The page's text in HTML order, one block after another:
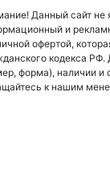
Данный сайт не
и
офертой,
кодекса
форма), наличии и
к нашим